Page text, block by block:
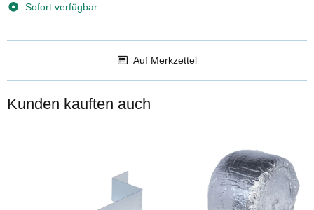
Sofort verfügbar
Auf Merkzettel
Kunden kauften auch